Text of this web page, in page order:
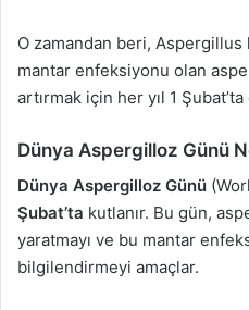
O zamandan beri,
mantar enfeksiyonu olan
artırmak için her yıl 1
Dünya Aspergilloz Günü
Dünya Aspergilloz Günü
Şubat’ta kutlanır. Bu gün,
yaratmayı ve bu mantar
bilgilendirmeyi amaçlar.